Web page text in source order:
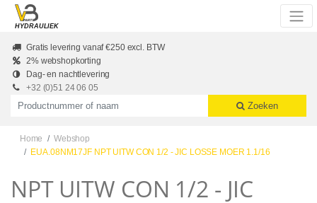
Skip to main content
HYDRAULIEK
Gratis levering vanaf €250 excl. BTW
2% webshopkorting
Dag- en nachtlevering
+32 (0)51 24 06 05
Productnummer of naam
Zoeken
Home
Webshop
EUA.08NM17JF NPT UITW CON 1/2 - JIC LOSSE MOER 1.1/16
NPT UITW CON 1/2 - JIC